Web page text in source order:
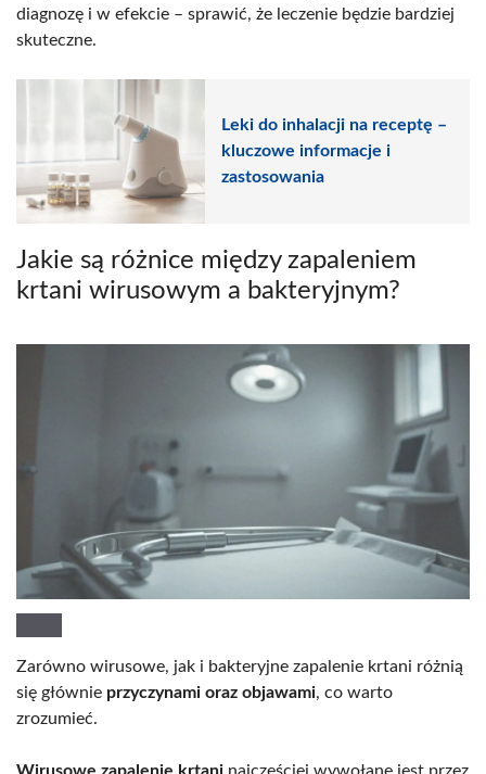
diagnozę i w efekcie – sprawić, że leczenie będzie bardziej
skuteczne.
Leki do inhalacji na receptę –
kluczowe informacje i
zastosowania
Jakie są różnice między zapaleniem
krtani wirusowym a bakteryjnym?
Zarówno wirusowe, jak i bakteryjne zapalenie krtani różnią
się głównie przyczynami oraz objawami, co warto
zrozumieć.